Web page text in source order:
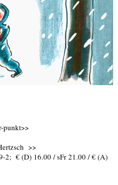
punkt>>
>>
2; € (D) 16.00 / sFr 21.00 / € (A)